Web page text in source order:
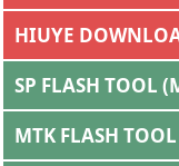
HIUYE
SP FLASH TOOL
MTK FLASH